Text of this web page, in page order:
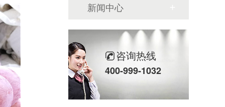
新闻中心
咨询热线
400-999-1032